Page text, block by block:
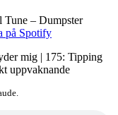
Tune – Dumpster
på Spotify
mig | 175: Tipping
uppvaknande